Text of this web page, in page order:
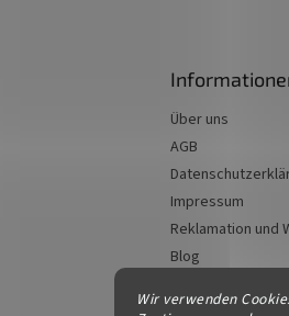
Wir verwenden
Über uns
AGB
Impressum
Reklamation und
Blog